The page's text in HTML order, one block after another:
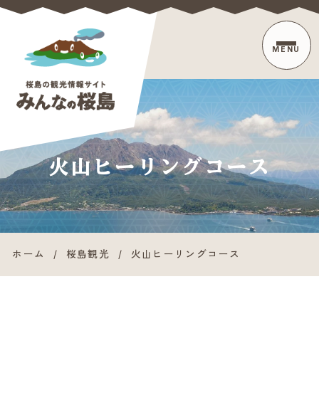
【公式】桜島観
光ポータル
みんなの桜島
| 鹿児島桜島
MENU
火山ヒーリングコース
ホーム / 桜島観光 / 火山ヒーリングコース